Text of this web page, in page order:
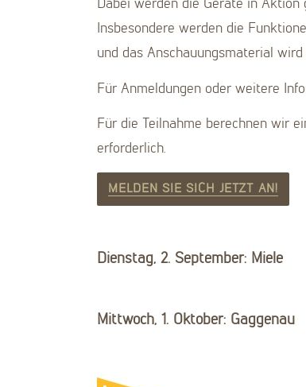
Dabei werden die Geräte in
Insbesondere werden die
und das Anschauungsmaterial
Für Anmeldungen oder weitere
Für die Teilnahme berechnen wir
erforderlich.
MELDEN SIE SICH JETZT AN!
Dienstag, 2. September: Miele
Mittwoch, 1. Oktober: Gaggenau